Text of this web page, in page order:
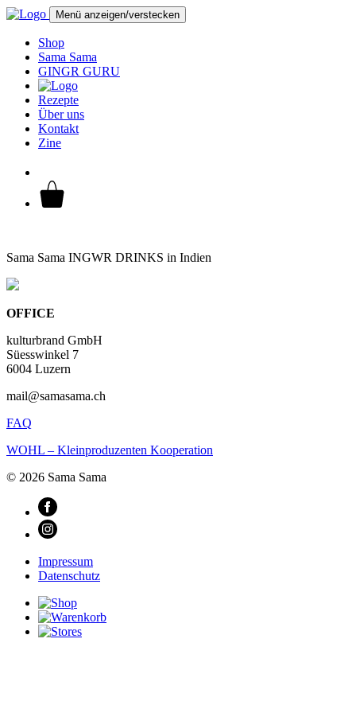
Menü anzeigen/verstecken
Shop
Sama Sama
GINGR GURU
Rezepte
Über uns
Kontakt
Zine
Sama Sama INGWR DRINKS in Indien
OFFICE
kulturbrand GmbH
Süesswinkel 7
6004 Luzern
mail@samasama.ch
FAQ
WOHL – Kleinproduzenten Kooperation
© 2026 Sama Sama
Impressum
Datenschutz